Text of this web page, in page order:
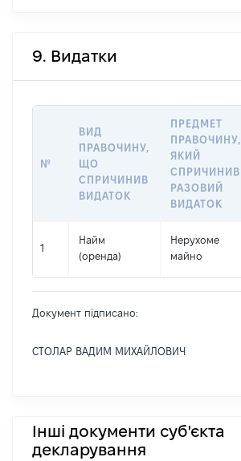
9. Видатки
№
ВИД
ПРАВОЧИНУ,
ЩО
СПРИЧИНИВ
ВИДАТОК
ПРЕДМЕТ
ПРАВОЧИНУ,
ЯКИЙ
СПРИЧИНИВ
РАЗОВИЙ
ВИДАТОК
1
Найм
(оренда)
Нерухоме
майно
Документ підписано:
СТОЛАР ВАДИМ МИХАЙЛОВИЧ
Інші документи суб'єкта
декларування